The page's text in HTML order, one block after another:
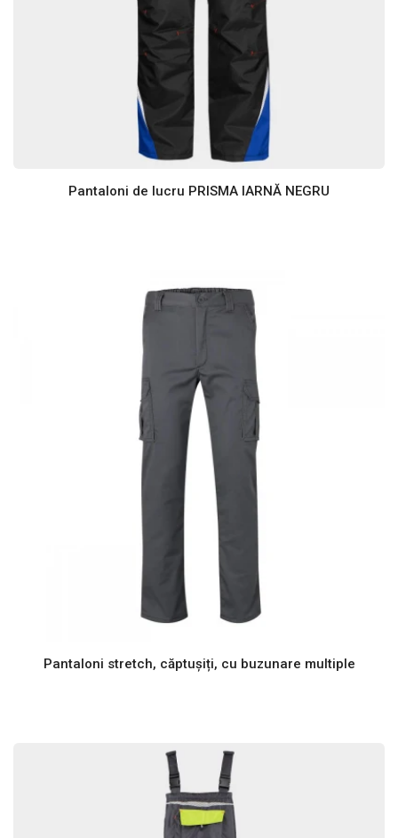
Pantaloni de lucru PRISMA IARNĂ NEGRU
Pantaloni stretch, căptușiți, cu buzunare multiple